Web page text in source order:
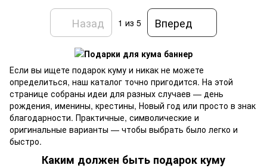
Назад 1 из 5 Вперед
Если вы ищете подарок куму и никак не можете
определиться, наш каталог точно пригодится. На этой
странице собраны идеи для разных случаев — день
рождения, именины, крестины, Новый год или просто в знак
благодарности. Практичные, символические и
оригинальные варианты — чтобы выбрать было легко и
быстро.
Каким должен быть подарок куму